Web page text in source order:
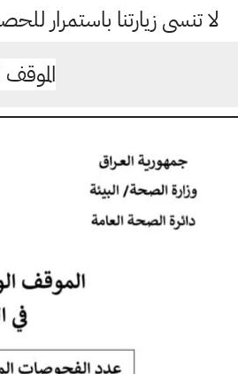
لا تنسى زيارتنا
الموقف